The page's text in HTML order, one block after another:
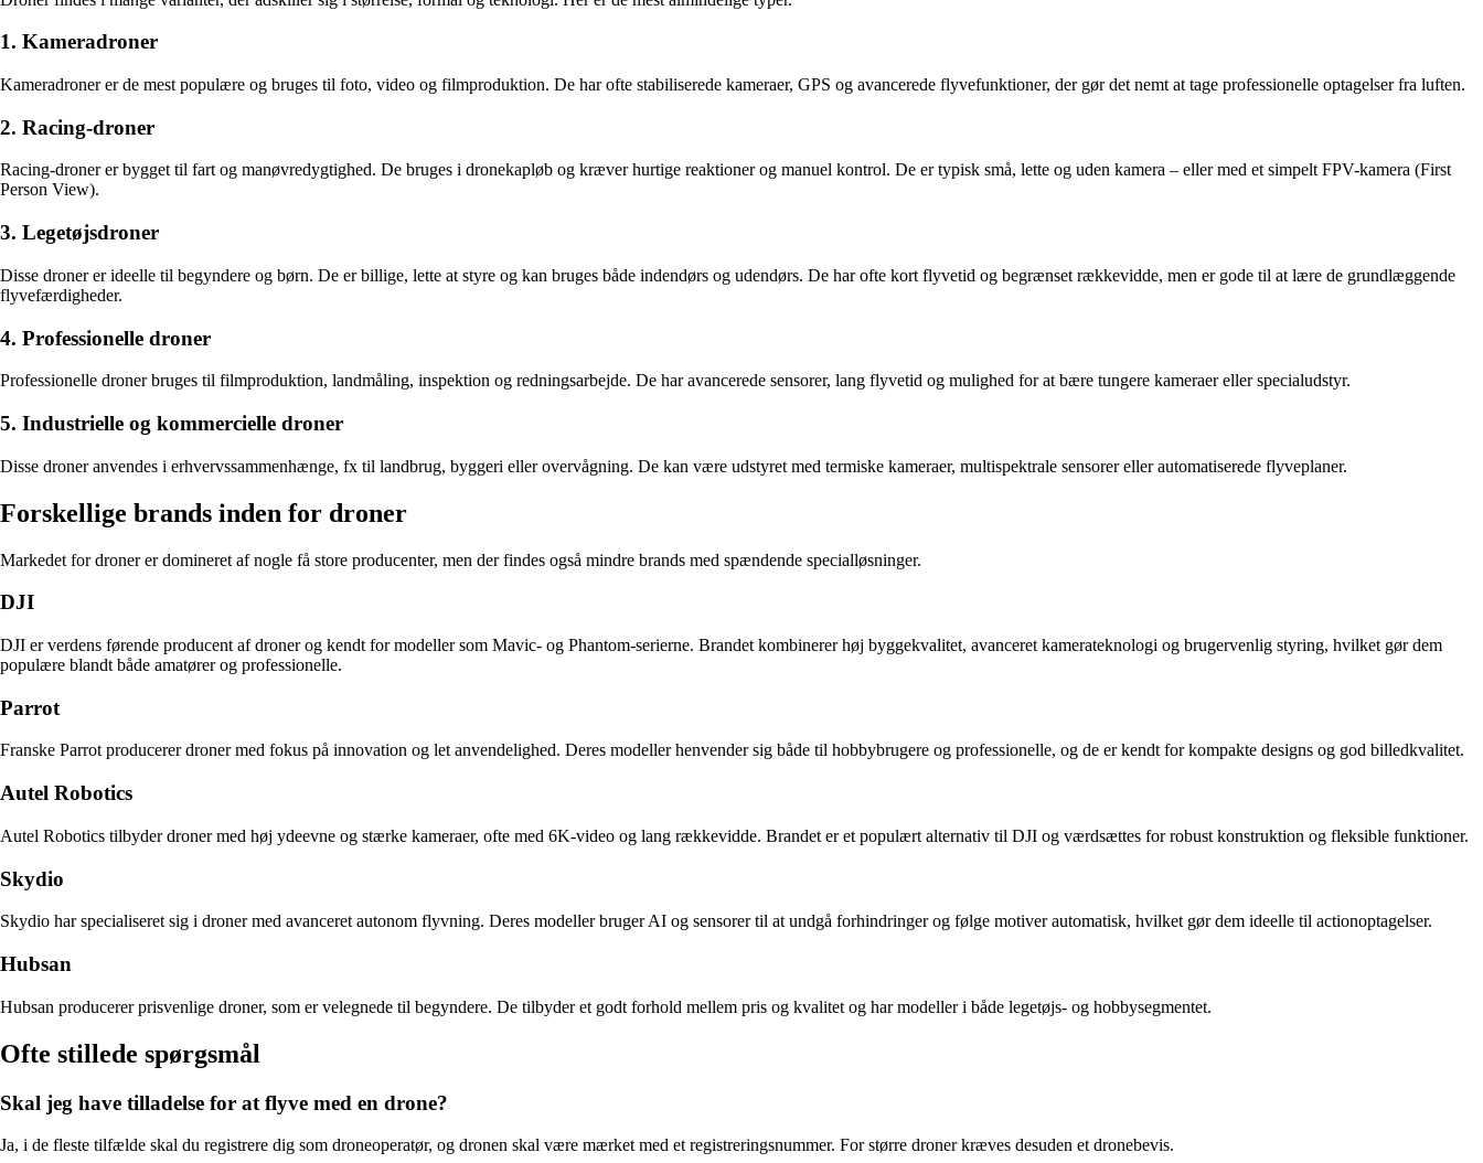
1. Kameradroner
Kameradroner er de mest populære og bruges til foto, video og filmproduktion. De har ofte stabiliserede kameraer, GPS og avancerede flyvefunktioner, der gør det nemt at tage professionelle optagelser fra luften.
2. Racing-droner
Racing-droner er bygget til fart og manøvredygtighed. De bruges i dronekapløb og kræver hurtige reaktioner og manuel kontrol. De er typisk små, lette og uden kamera – eller med et simpelt FPV-kamera (First
Person View).
3. Legetøjsdroner
Disse droner er ideelle til begyndere og børn. De er billige, lette at styre og kan bruges både indendørs og udendørs. De har ofte kort flyvetid og begrænset rækkevidde, men er gode til at lære de grundlæggende
flyvefærdigheder.
4. Professionelle droner
Professionelle droner bruges til filmproduktion, landmåling, inspektion og redningsarbejde. De har avancerede sensorer, lang flyvetid og mulighed for at bære tungere kameraer eller specialudstyr.
5. Industrielle og kommercielle droner
Disse droner anvendes i erhvervssammenhænge, fx til landbrug, byggeri eller overvågning. De kan være udstyret med termiske kameraer, multispektrale sensorer eller automatiserede flyveplaner.
Forskellige brands inden for droner
Markedet for droner er domineret af nogle få store producenter, men der findes også mindre brands med spændende specialløsninger.
DJI
DJI er verdens førende producent af droner og kendt for modeller som Mavic- og Phantom-serierne. Brandet kombinerer høj byggekvalitet, avanceret kamerateknologi og brugervenlig styring, hvilket gør dem
populære blandt både amatører og professionelle.
Parrot
Franske Parrot producerer droner med fokus på innovation og let anvendelighed. Deres modeller henvender sig både til hobbybrugere og professionelle, og de er kendt for kompakte designs og god billedkvalitet.
Autel Robotics
Autel Robotics tilbyder droner med høj ydeevne og stærke kameraer, ofte med 6K-video og lang rækkevidde. Brandet er et populært alternativ til DJI og værdsættes for robust konstruktion og fleksible funktioner.
Skydio
Skydio har specialiseret sig i droner med avanceret autonom flyvning. Deres modeller bruger AI og sensorer til at undgå forhindringer og følge motiver automatisk, hvilket gør dem ideelle til actionoptagelser.
Hubsan
Hubsan producerer prisvenlige droner, som er velegnede til begyndere. De tilbyder et godt forhold mellem pris og kvalitet og har modeller i både legetøjs- og hobbysegmentet.
Ofte stillede spørgsmål
Skal jeg have tilladelse for at flyve med en drone?
Ja, i de fleste tilfælde skal du registrere dig som droneoperatør, og dronen skal være mærket med et registreringsnummer. For større droner kræves desuden et dronebevis.